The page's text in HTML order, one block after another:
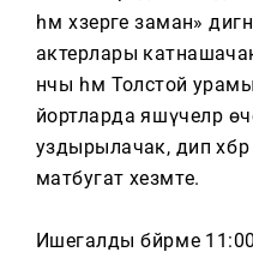
һәм хәзерге заман»
актерлары
нчы һәм Толстой
йортларда яшәүчеләр
уздырылачак, дип
матбугат хезмәте.
Ишегалды бәйрәме